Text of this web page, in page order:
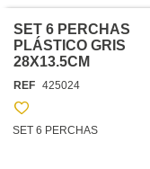
SET 6 PERCHAS
PLÁSTICO GRIS
28X13.5CM
REF 425024
SET 6 PERCHAS